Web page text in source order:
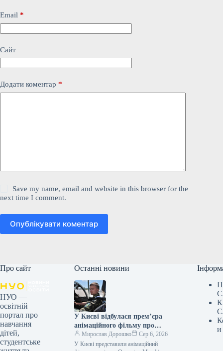
Email *
Сайт
Додати коментар *
Save my name, email and website in this browser for the
next time I comment.
Опублікувати коментар
Про сайт
НУО —
освітній
портал про
навчання
дітей,
студентське
Останні новини
У Києві відбулася прем’єра
анімаційного фільму про
пілота Олексія «Мунфіша»
Меся.
Мирослав Дорошко
Сер 6, 2026
У Києві представили анімаційний
и